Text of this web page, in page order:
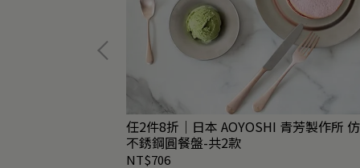
任2件8折｜日本 AOYOSHI 青芳製作所
不銹鋼圓餐盤-共2款
NT$706